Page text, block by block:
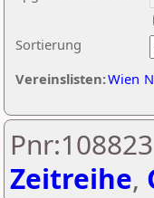
Sortierung
Vereinslisten:Wien
Zeitreihe,